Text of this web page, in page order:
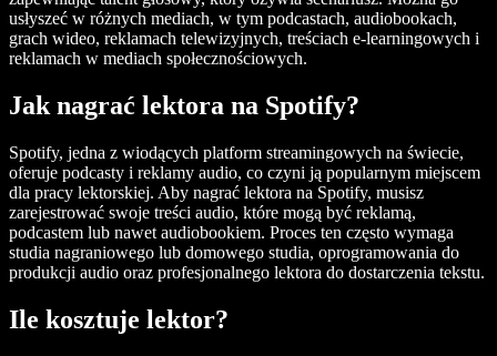
usłyszeć w różnych mediach, w tym podcastach, audiobookach,
grach wideo, reklamach telewizyjnych, treściach e-learningowych i
reklamach w mediach społecznościowych.
Jak nagrać lektora na Spotify?
Spotify, jedna z wiodących platform streamingowych na świecie,
oferuje podcasty i reklamy audio, co czyni ją popularnym miejscem
dla pracy lektorskiej. Aby nagrać lektora na Spotify, musisz
zarejestrować swoje treści audio, które mogą być reklamą,
podcastem lub nawet audiobookiem. Proces ten często wymaga
studia nagraniowego lub domowego studia, oprogramowania do
produkcji audio oraz profesjonalnego lektora do dostarczenia tekstu.
Ile kosztuje lektor?